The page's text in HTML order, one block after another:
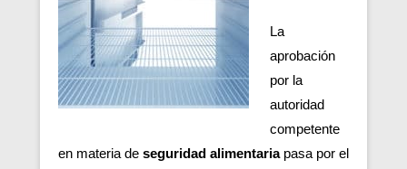
La
aprobación
por la
autoridad
competente
en materia de seguridad alimentaria pasa por el